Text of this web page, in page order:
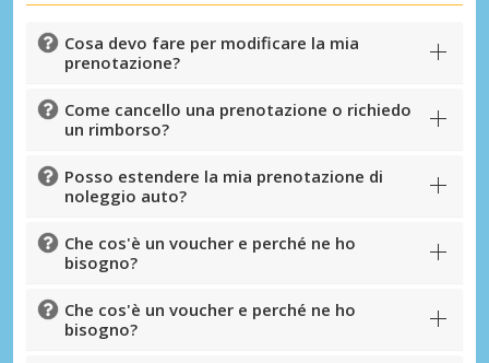
Cosa devo fare per modificare la mia
prenotazione?
Come cancello una prenotazione o richiedo
un rimborso?
Posso estendere la mia prenotazione di
noleggio auto?
Che cos'è un voucher e perché ne ho
bisogno?
Che cos'è un voucher e perché ne ho
bisogno?